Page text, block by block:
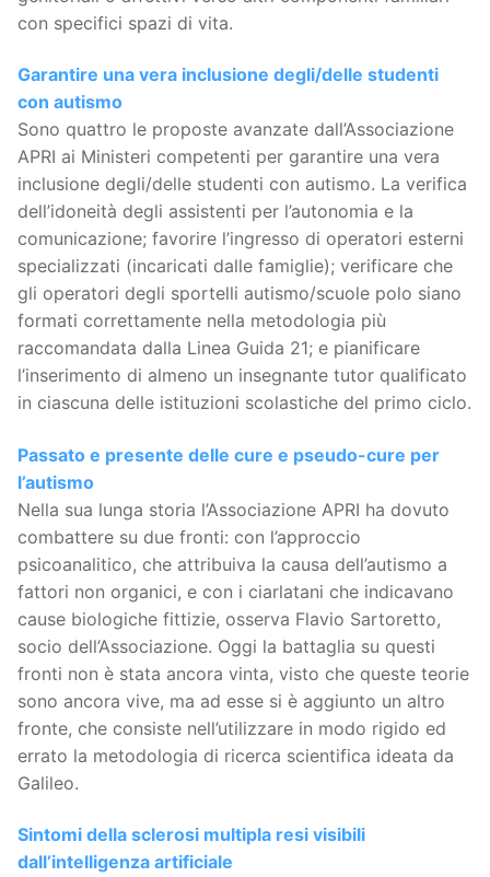
con specifici spazi di vita.
Garantire una vera inclusione degli/delle studenti
con autismo
Sono quattro le proposte avanzate dall’Associazione
APRI ai Ministeri competenti per garantire una vera
inclusione degli/delle studenti con autismo. La verifica
dell’idoneità degli assistenti per l’autonomia e la
comunicazione; favorire l’ingresso di operatori esterni
specializzati (incaricati dalle famiglie); verificare che
gli operatori degli sportelli autismo/scuole polo siano
formati correttamente nella metodologia più
raccomandata dalla Linea Guida 21; e pianificare
l’inserimento di almeno un insegnante tutor qualificato
in ciascuna delle istituzioni scolastiche del primo ciclo.
Passato e presente delle cure e pseudo-cure per
l’autismo
Nella sua lunga storia l’Associazione APRI ha dovuto
combattere su due fronti: con l’approccio
psicoanalitico, che attribuiva la causa dell’autismo a
fattori non organici, e con i ciarlatani che indicavano
cause biologiche fittizie, osserva Flavio Sartoretto,
socio dell’Associazione. Oggi la battaglia su questi
fronti non è stata ancora vinta, visto che queste teorie
sono ancora vive, ma ad esse si è aggiunto un altro
fronte, che consiste nell’utilizzare in modo rigido ed
errato la metodologia di ricerca scientifica ideata da
Galileo.
Sintomi della sclerosi multipla resi visibili
dall’intelligenza artificiale